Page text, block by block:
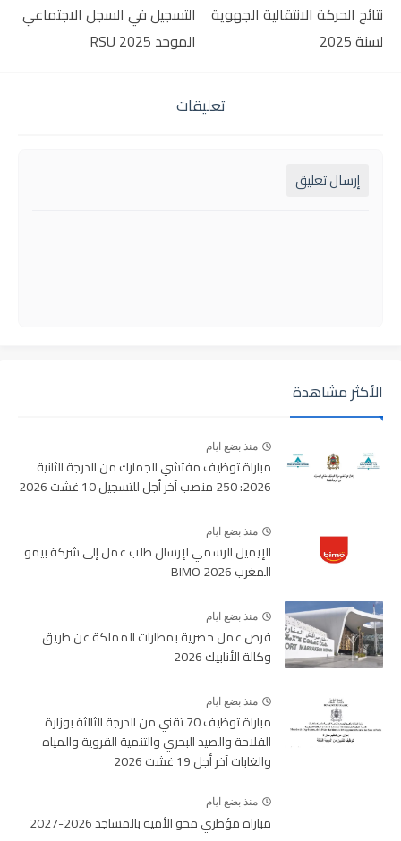
نتائج الحركة الانتقالية الجهوية
لسنة 2025
التسجيل في السجل الاجتماعي
الموحد RSU 2025
تعليقات
إرسال تعليق
الأكثر مشاهدة
منذ بضع ايام
مباراة توظيف مفتشي الجمارك من الدرجة الثانية
2026: 250 منصب آخر أجل للتسجيل 10 غشت 2026
منذ بضع ايام
الإيميل الرسمي لإرسال طلب عمل إلى شركة بيمو
المغرب BIMO 2026
منذ بضع ايام
فرص عمل حصرية بمطارات المملكة عن طريق
وكالة الأنابيك 2026
منذ بضع ايام
مباراة توظيف 70 تقني من الدرجة الثالثة بوزارة
الفلاحة والصيد البحري والتنمية القروية والمياه
والغابات آخر أجل 19 غشت 2026
منذ بضع ايام
مباراة مؤطري محو الأمية بالمساجد 2026-2027